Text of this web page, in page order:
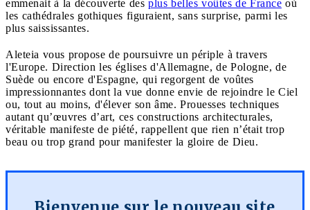
emmenait à la découverte des plus belles voûtes de France où
les cathédrales gothiques figuraient, sans surprise, parmi les
plus saississantes.
Aleteia vous propose de poursuivre un périple à travers
l'Europe. Direction les églises d'Allemagne, de Pologne, de
Suède ou encore d'Espagne, qui regorgent de voûtes
impressionnantes dont la vue donne envie de rejoindre le Ciel
ou, tout au moins, d'élever son âme. Prouesses techniques
autant qu’œuvres d’art, ces constructions architecturales,
véritable manifeste de piété, rappellent que rien n’était trop
beau ou trop grand pour manifester la gloire de Dieu.